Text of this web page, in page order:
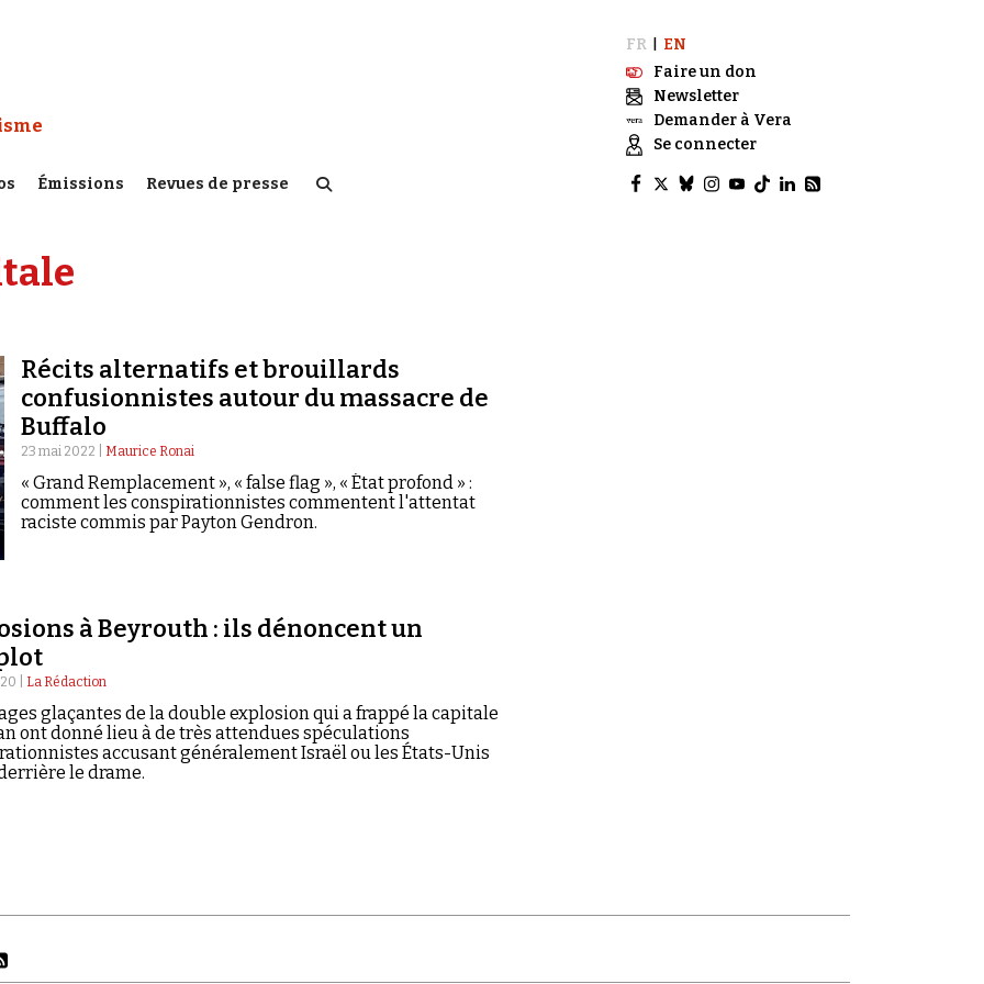
:
Émissions Revues de presse
FR
EN
Faire un don
Newsletter
Demander à Vera
Se connecter
Récits alternatifs et brouillards
confusionnistes autour du massacre de
Buffalo
23 mai 2022 | Maurice Ronai
« Grand Remplacement », « false flag », « État profond » :
comment les conspirationnistes commentent l'attentat
raciste commis par Payton Gendron.
à Beyrouth : ils dénoncent un
| La Rédaction
glaçantes de la double explosion qui a frappé la capitale
ont donné lieu à de très attendues spéculations
accusant généralement Israël ou les États-Unis
le drame.